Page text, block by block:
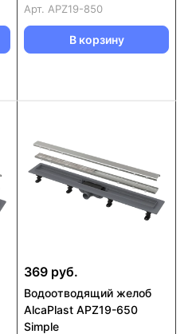
Арт. APZ19-850
В корзину
369 руб.
Водоотводящий желоб
AlcaPlast APZ19-650
Simple